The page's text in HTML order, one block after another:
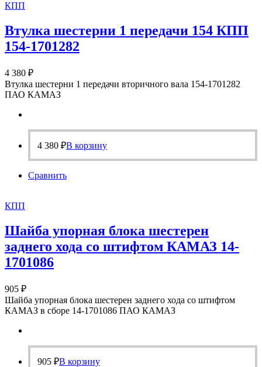
КПП
Втулка шестерни 1 передачи 154 КПП
154-1701282
4 380 ₽
Втулка шестерни 1 передачи вторичного вала 154-1701282
ПАО КАМАЗ
4 380 ₽В корзину
Сравнить
КПП
Шайба упорная блока шестерен
заднего хода со штифтом КАМАЗ 14-
1701086
905 ₽
Шайба упорная блока шестерен заднего хода со штифтом
КАМАЗ в сборе 14-1701086 ПАО КАМАЗ
905 ₽В корзину